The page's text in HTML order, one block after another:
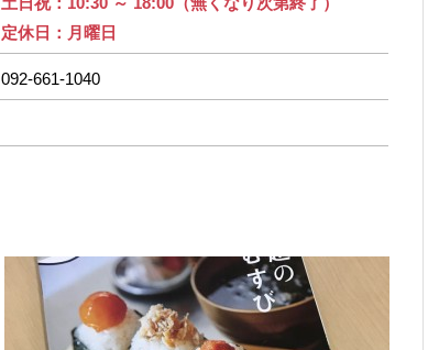
定休日：月曜日
092-661-1040